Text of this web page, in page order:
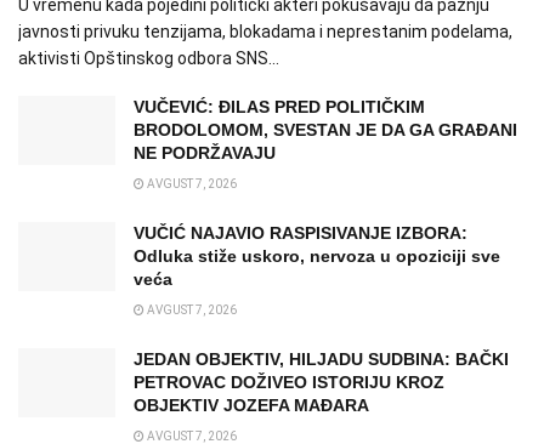
U vremenu kada pojedini politički akteri pokušavaju da pažnju
javnosti privuku tenzijama, blokadama i neprestanim podelama,
aktivisti Opštinskog odbora SNS...
VUČEVIĆ: ĐILAS PRED POLITIČKIM
BRODOLOMOM, SVESTAN JE DA GA GRAĐANI
NE PODRŽAVAJU
AVGUST 7, 2026
VUČIĆ NAJAVIO RASPISIVANJE IZBORA:
Odluka stiže uskoro, nervoza u opoziciji sve
veća
AVGUST 7, 2026
JEDAN OBJEKTIV, HILJADU SUDBINA: BAČKI
PETROVAC DOŽIVEO ISTORIJU KROZ
OBJEKTIV JOZEFA MAĐARA
AVGUST 7, 2026